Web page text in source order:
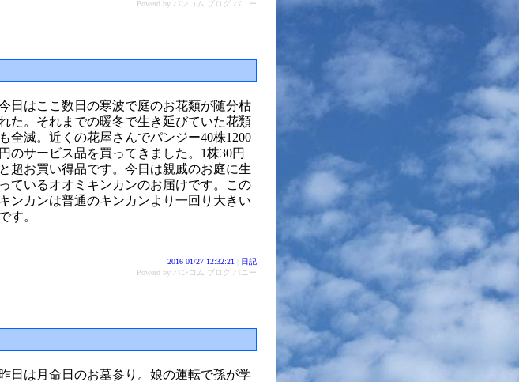
Powerd by バンコム ブログ バニー
日はここ数日の寒波で庭のお花類が随分枯
た。それまでの暖冬で生き延びていた花類
も全滅。近くの花屋さんでパンジー40株1200
円のサービス品を買ってきました。1株30円
と超お買い得品です。今日は親戚のお庭に生
っているオオミキンカンのお届けです。この
キンカンは普通のキンカンより一回り大きい
です。
2016 01/27 12:32:21
日記
Powerd by バンコム ブログ バニー
昨日は月命日のお墓参り。娘の運転で孫が学